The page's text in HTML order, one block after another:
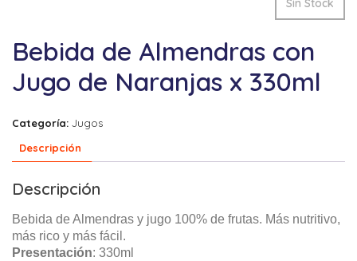
Sin Stock
Bebida de Almendras con
Jugo de Naranjas x 330ml
Categoría: Jugos
Descripción
Descripción
Bebida de Almendras y jugo 100% de frutas. Más nutritivo,
más rico y más fácil.
Presentación: 330ml